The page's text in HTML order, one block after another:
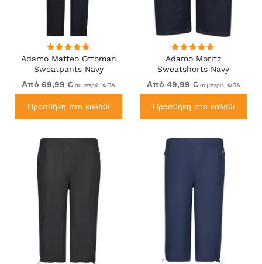
Adamo Matteo Ottoman
Sweatpants Navy
Από 69,99 € συμπεριλ. ΦΠΑ
Προσθήκη στο καλάθι
Adamo Moritz
Sweatshorts Navy
Από 49,99 € συμπεριλ. ΦΠΑ
Προσθήκη στο καλάθι